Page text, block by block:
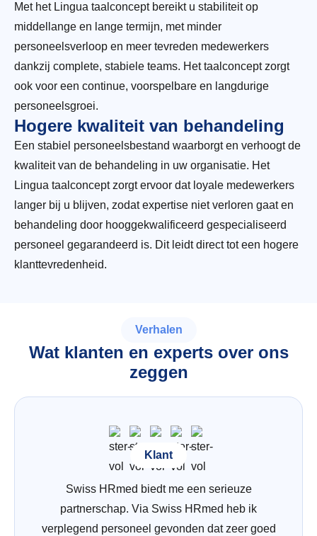
Met het Lingua taalconcept bereikt u stabiliteit op
middellange en lange termijn, met minder
personeelsverloop en meer tevreden medewerkers
dankzij complete, stabiele teams. Het taalconcept zorgt
ook voor een continue, voorspelbare en langdurige
personeelsgroei.
Hogere kwaliteit van behandeling
Een stabiel personeelsbestand waarborgt en verhoogt de
kwaliteit van de behandeling in uw organisatie. Het
Lingua taalconcept zorgt ervoor dat loyale medewerkers
langer bij u blijven, zodat expertise niet verloren gaat en
behandeling door hooggekwalificeerd gespecialiseerd
personeel gegarandeerd is. Dit leidt direct tot een hogere
klanttevredenheid.
Verhalen
Wat klanten en experts over ons
zeggen
Klant
Swiss HRmed biedt me een serieuze
partnerschap. Via Swiss HRmed heb ik
verplegend personeel gevonden dat zeer goed